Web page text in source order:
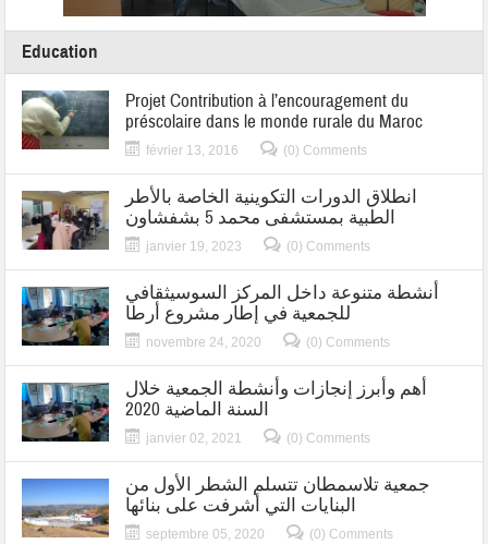
Education
Projet Contribution à l’encouragement du
préscolaire dans le monde rurale du Maroc
février 13, 2016 (0) Comments
انطلاق الدورات التكوينية الخاصة بالأطر
الطبية بمستشفى محمد 5 بشفشاون
janvier 19, 2023 (0) Comments
أنشطة متنوعة داخل المركز السوسيثقافي
للجمعية في إطار مشروع أرطا
novembre 24, 2020 (0) Comments
أهم وأبرز إنجازات وأنشطة الجمعية خلال
السنة الماضية 2020
janvier 02, 2021 (0) Comments
جمعية تلاسمطان تتسلم الشطر الأول من
البنايات التي أشرفت على بنائها
septembre 05, 2020 (0) Comments